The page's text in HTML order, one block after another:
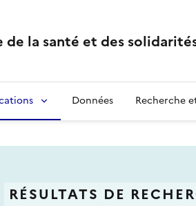
la santé et des
Données Recherche
RÉSULTATS DE